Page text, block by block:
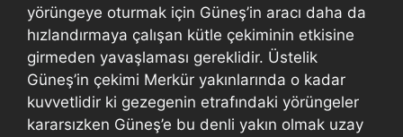
yörüngeye oturmak için Güneş’in aracı daha da
hızlandırmaya çalışan kütle çekiminin etkisine
girmeden yavaşlaması gereklidir. Üstelik
Güneş’in çekimi Merkür yakınlarında o kadar
kuvvetlidir ki gezegenin etrafındaki yörüngeler
kararsızken Güneş’e bu denli yakın olmak uzay